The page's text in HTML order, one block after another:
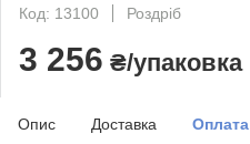
Код: 13100
Роздріб
3 256 ₴/упаковка
Опис Доставка Оплата